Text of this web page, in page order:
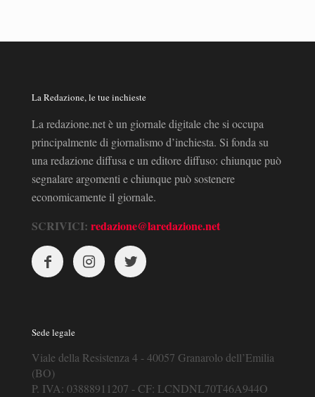
La Redazione, le tue inchieste
La redazione.net è un giornale digitale che si occupa
principalmente di giornalismo d’inchiesta. Si fonda su
una redazione diffusa e un editore diffuso: chiunque può
segnalare argomenti e chiunque può sostenere
economicamente il giornale.
SCRIVICI: redazione@laredazione.net
Sede legale
Viale della Resistenza 4 - 40057 Granarolo dell’Emilia
(BO)
P. IVA: 03888911207 - CF: LCNDNL70T46A944O